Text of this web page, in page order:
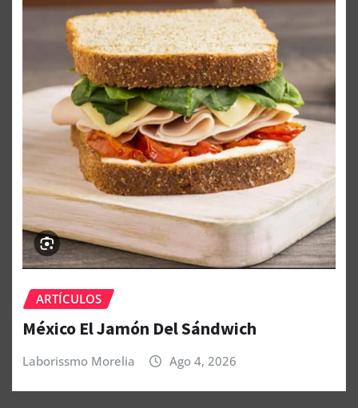
ARTÍCULOS
México El Jamón Del Sándwich
Laborissmo Morelia Ago 4, 2026